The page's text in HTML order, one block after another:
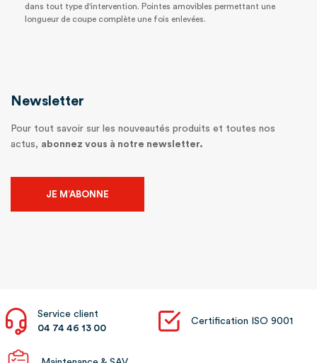
dans tout type d'intervention. Pointes amovibles permettant une
longueur de coupe complète une fois enlevées.
Newsletter
Pour tout savoir sur les nouveautés produits et toutes nos
actus, abonnez vous à notre newsletter.
JE M’ABONNE
Service client
04 74 46 13 00
Certification ISO 9001